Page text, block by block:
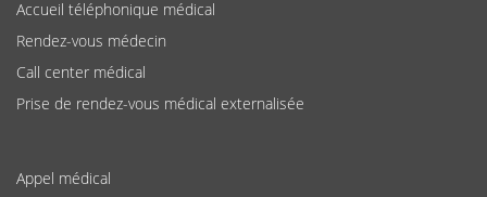
Accueil téléphonique médical
Rendez-vous médecin
Call center médical
Prise de rendez-vous médical externalisée
Appel médical